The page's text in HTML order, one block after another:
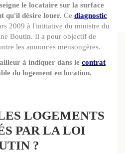
le locataire sur la surface
qu'il désire louer. Ce diagnostic
2009 à l'initiative du ministre du
Boutin. Il a pour objectif de
les annonces mensongères.
à indiquer dans le contrat
du logement en location.
LOGEMENTS
PAR LA LOI
?